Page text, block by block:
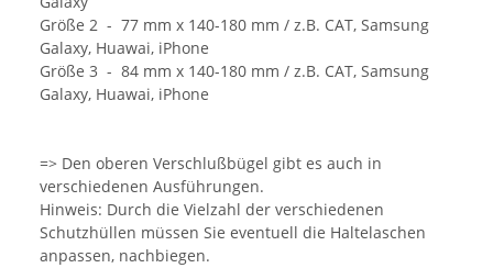
Größe 2 - 77 mm x 140-180 mm / z.B. CAT, Samsung
Galaxy, Huawai, iPhone
Größe 3 - 84 mm x 140-180 mm / z.B. CAT, Samsung
Galaxy, Huawai, iPhone
=> Den oberen Verschlußbügel gibt es auch in
verschiedenen Ausführungen.
Hinweis: Durch die Vielzahl der verschiedenen
Schutzhüllen müssen Sie eventuell die Haltelaschen
anpassen, nachbiegen.